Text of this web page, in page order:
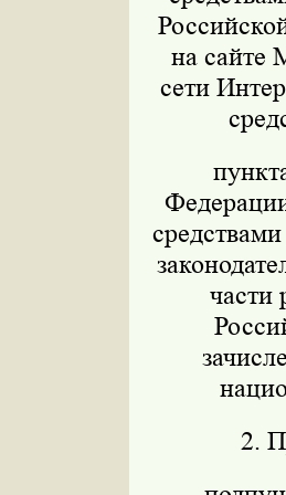
на сайте
сети
части
2.